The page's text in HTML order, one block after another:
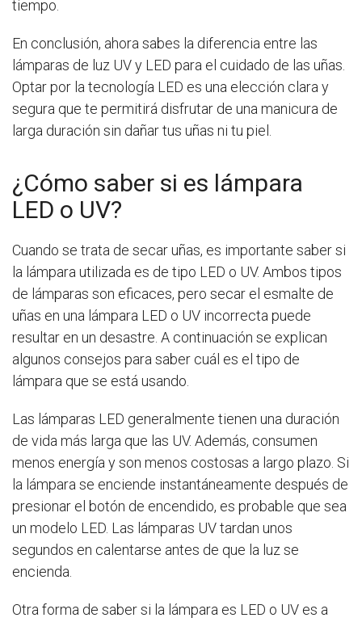
tiempo.
En conclusión, ahora sabes la diferencia entre las
lámparas de luz UV y LED para el cuidado de las uñas.
Optar por la tecnología LED es una elección clara y
segura que te permitirá disfrutar de una manicura de
larga duración sin dañar tus uñas ni tu piel.
¿Cómo saber si es lámpara
LED o UV?
Cuando se trata de secar uñas, es importante saber si
la lámpara utilizada es de tipo LED o UV. Ambos tipos
de lámparas son eficaces, pero secar el esmalte de
uñas en una lámpara LED o UV incorrecta puede
resultar en un desastre. A continuación se explican
algunos consejos para saber cuál es el tipo de
lámpara que se está usando.
Las lámparas LED generalmente tienen una duración
de vida más larga que las UV. Además, consumen
menos energía y son menos costosas a largo plazo. Si
la lámpara se enciende instantáneamente después de
presionar el botón de encendido, es probable que sea
un modelo LED. Las lámparas UV tardan unos
segundos en calentarse antes de que la luz se
encienda.
Otra forma de saber si la lámpara es LED o UV es a